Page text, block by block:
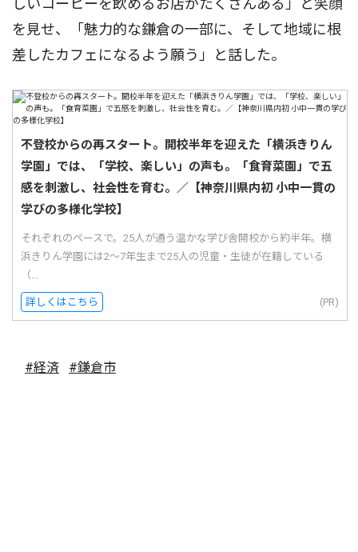
を見せ、「魅力的な鎌倉の一部に、そして地域に根
差したカフェになるよう願う」と話した。
不登校からの再スタート。開校半年を迎えた「横浜きりん
学園」では、「学校、楽しい」の声も。「食育菜園」で五
感を刺激し、社会性を育む。／【神奈川県内初 小中一貫の
学びの多様化学校】
それぞれのペースで。25人が通う温かな学び舎開校から約半年。横
浜きりん学園には2〜7年生まで25人の児童・生徒が在籍している
（...
詳しくはこちら (PR)
#経済 #鎌倉市